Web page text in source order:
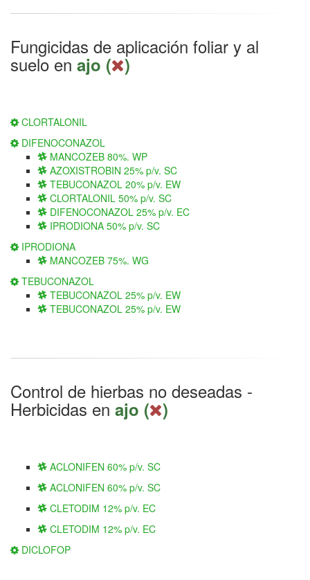
Fungicidas de aplicación foliar y al
suelo en ajo ( )
CLORTALONIL
DIFENOCONAZOL
MANCOZEB 80%. WP
AZOXISTROBIN 25% p/v. SC
TEBUCONAZOL 20% p/v. EW
CLORTALONIL 50% p/v. SC
DIFENOCONAZOL 25% p/v. EC
IPRODIONA 50% p/v. SC
IPRODIONA
MANCOZEB 75%. WG
TEBUCONAZOL
TEBUCONAZOL 25% p/v. EW
TEBUCONAZOL 25% p/v. EW
Control de hierbas no deseadas -
Herbicidas en ajo ( )
ACLONIFEN 60% p/v. SC
ACLONIFEN 60% p/v. SC
CLETODIM 12% p/v. EC
CLETODIM 12% p/v. EC
DICLOFOP